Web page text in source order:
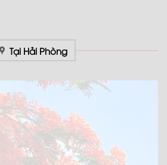
Tại Hải Phòng